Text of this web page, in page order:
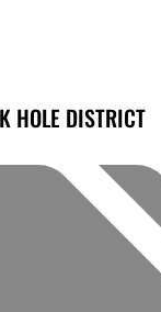
HOLE DISTRICT